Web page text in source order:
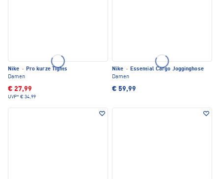
Nike · Pro kurze Tights
Damen
€ 27,99
UVP* € 34,99
Nike · Essential Cargo Jogginghose
Damen
€ 59,99